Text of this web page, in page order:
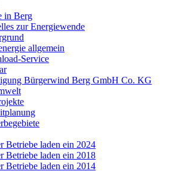
in Berg
zur Energiewende
allgemein
Service
Bürgerwind Berg GmbH Co. KG
Betriebe laden ein 2024
Betriebe laden ein 2018
Betriebe laden ein 2014